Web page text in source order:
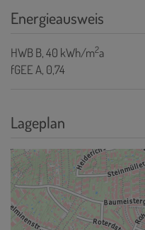
Energieausweis
HWBB, 40 kWh/m2a
fGEEA, 0,74
Lageplan